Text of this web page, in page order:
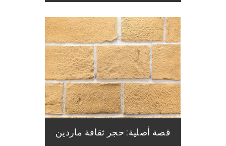
قصة أصلية: حجر ثقافة ماردين